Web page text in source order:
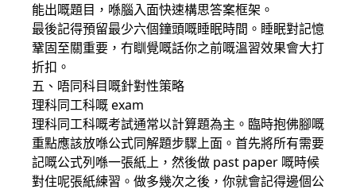
能出嘅題目，喺腦入面快速構思答案框架。
最後記得預留最少六個鐘頭嘅睡眠時間。睡眠對記憶
鞏固至關重要，冇瞓覺嘅話你之前嘅溫習效果會大打
折扣。
五、唔同科目嘅針對性策略
理科同工科嘅 exam
理科同工科嘅考試通常以計算題為主。臨時抱佛腳嘅
重點應該放喺公式同解題步驟上面。首先將所有需要
記嘅公式列喺一張紙上，然後做 past paper 嘅時候
對住呢張紙練習。做多幾次之後，你就會記得邊個公